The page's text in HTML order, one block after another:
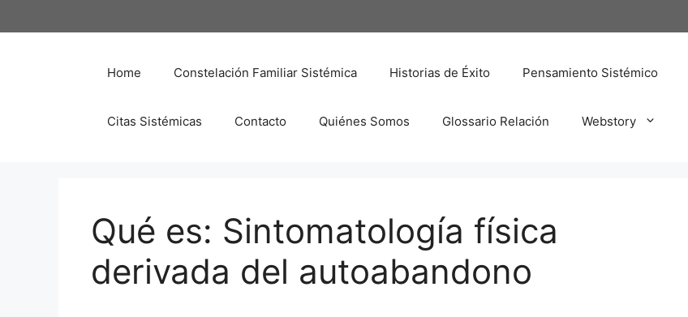
al
Home Constelación Familiar Sistémica Historias de Éxito Pensamiento Sistémico
Citas Sistémicas Contacto Quiénes Somos Glossario Relación Webstory
Qué es: Sintomatología física
derivada del autoabandono